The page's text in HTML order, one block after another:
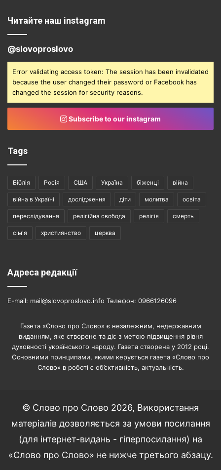
Читайте наш instagram
@slovoproslovo
Error validating access token: The session has been invalidated
because the user changed their password or Facebook has
changed the session for security reasons.
Subscribe to our instagram
Tags
Біблія Росія США Україна біженці війна
війна в Україні дослідження діти молитва освіта
переслідування релігійна свобода релігія смерть
сім'я християнство церква
Адреса редакції
E-mail: mail@slovoproslovo.info Телефон: 0966126096
Газета «Слово про Слово» є незалежним, недержавним
виданням, яке створене та діє з метою підвищення рівня
духовності українського народу. Газета створена у 2012 році.
Основними принципами, якими керується газета «Слово про
Слово» в роботі є об’єктивність, актуальність.
© Слово про Слово 2026, Використання
матеріалів дозволяється за умови посилання
(для інтернет-видань - гіперпосилання) на
«Слово про Слово» не нижче третього абзацу.